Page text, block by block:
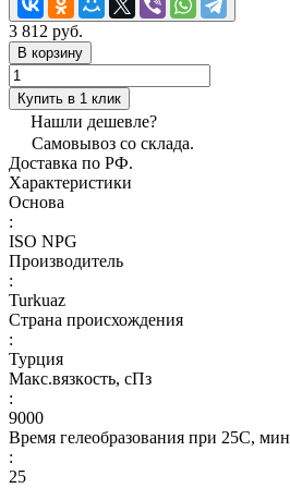
3 812 руб.
В корзину
Купить в 1 клик
Нашли дешевле?
Самовывоз со склада.
Доставка по РФ.
Характеристики
Основа
:
ISO NPG
Производитель
:
Turkuaz
Страна происхождения
:
Турция
Макс.вязкoсть, сПз
:
9000
Время гелеобразования при 25С, мин
:
25